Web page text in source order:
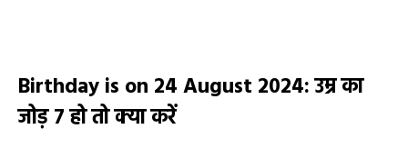
Birthday is on 24 August 2024:उम्र का
जोड़7हो तोक्या करें